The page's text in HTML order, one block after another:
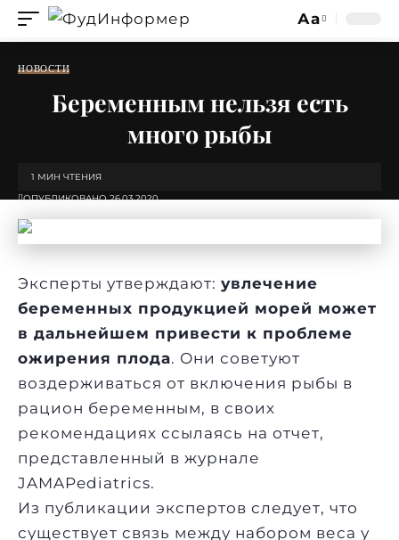
Изменение
Аа
НОВОСТИ
Беременным нельзя есть
много рыбы
ОПУБЛИКОВАНО 26.03.2020
1 МИН ЧТЕНИЯ
Эксперты утверждают: увлечение
беременных продукцией морей может
в дальнейшем привести к проблеме
ожирения плода. Они советуют
воздерживаться от включения рыбы в
рацион беременным, в своих
рекомендациях ссылаясь на отчет,
представленный в журнале
JAMAPediatrics.
Из публикации экспертов следует, что
существует связь между набором веса у